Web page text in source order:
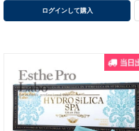
ログインして購入